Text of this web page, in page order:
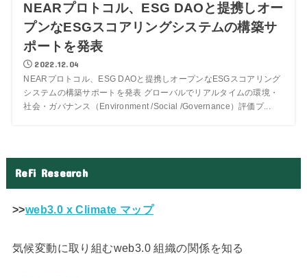
NEARプロトコル、ESG DAOと提携しオー
プンなESGスコアリングシステムの構築サ
ポートを発表
2022.12.04
NEARプロトコル、ESG DAOと提携しオープンなESGスコアリング
システムの構築サポートを発表 グローバルでリアルタイムの環境・
社会・ガバナンス（Environment /Social /Governance）評価プ...
ReFi Research
>>web3.0 x Climate マップ
気候変動に取り組むweb3.0 組織の関係を知る